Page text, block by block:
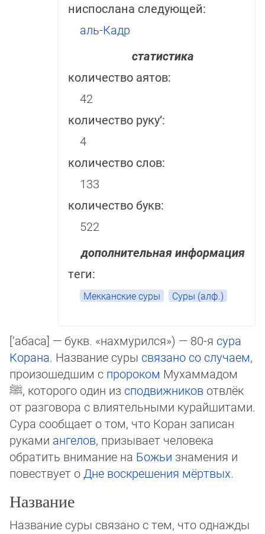
ниспослана следующей:
аль-Кадр
статистика
количество аятов:
42
количество руку‘:
4
количество слов:
133
количество букв:
522
дополнительная информация
теги:
Мекканские суры Суры (алф.)
[‘абаса] — букв. «нахмурился»‎) — 80-я сура
Корана. Название суры свя­за­но со случаем,
про­изо­шед­шим с пророком Мухаммадом
ﷺ, которого один из спод­виж­ников отвлёк
от разго­во­ра с влиятельными курайшитами.
Сура сообщает о том, что Коран записан
рука­ми ан­ге­лов, призывает человека
обратить внимание на Бо­жьи зна­мения и
по­вест­вует о Дне вос­кре­шения мёртвых.
Название
Название суры связано с тем, что однажды